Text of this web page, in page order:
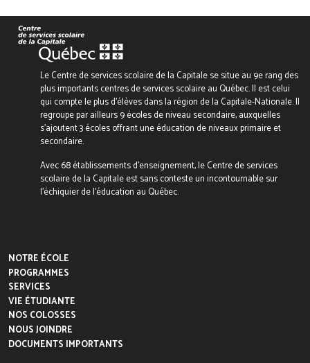
Le Centre de services scolaire de la Capitale se situe au 9e rang des
plus importants centres de services scolaire au Québec. Il est celui
qui compte le plus d’élèves dans la région de la Capitale-Nationale. Il
regroupe par ailleurs 9 écoles de niveau secondaire, auxquelles
s’ajoutent 3 écoles offrant une éducation de niveaux primaire et
secondaire.
Avec 68 établissements d’enseignement, le Centre de services
scolaire de la Capitale est sans conteste un incontournable sur
l’échiquier de l’éducation au Québec.
NOTRE ÉCOLE
PROGRAMMES
SERVICES
VIE ÉTUDIANTE
NOS COLOSSES
NOUS JOINDRE
DOCUMENTS IMPORTANTS